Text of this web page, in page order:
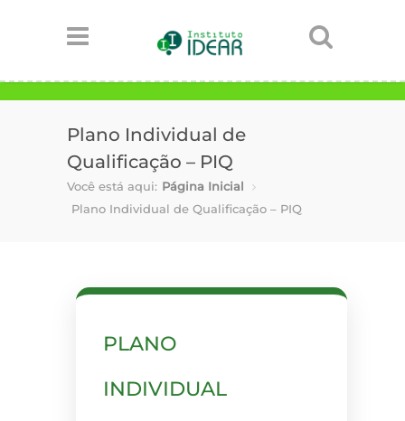
Plano Individual de
Qualificação – PIQ
Você está aqui: Página Inicial
Plano Individual de Qualificação – PIQ
PLANO
INDIVIDUAL